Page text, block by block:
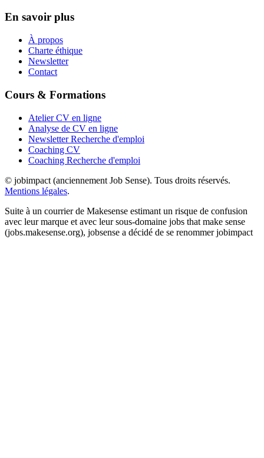
En savoir plus
À propos
Charte éthique
Newsletter
Contact
Cours & Formations
Atelier CV en ligne
Analyse de CV en ligne
Newsletter Recherche d'emploi
Coaching CV
Coaching Recherche d'emploi
© jobimpact (anciennement Job Sense). Tous droits réservés.
Mentions légales.
Suite à un courrier de Makesense estimant un risque de confusion
avec leur marque et avec leur sous-domaine jobs that make sense
(jobs.makesense.org), jobsense a décidé de se renommer jobimpact